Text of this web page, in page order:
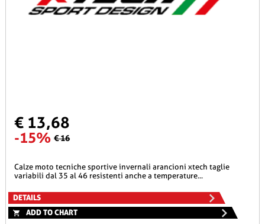
€ 13,68
-15% € 16
calze moto tecniche sportive invernali arancioni xtech taglie
variabili dal 35 al 46 resistenti anche a temperature...
DETAILS
ADD TO CHART